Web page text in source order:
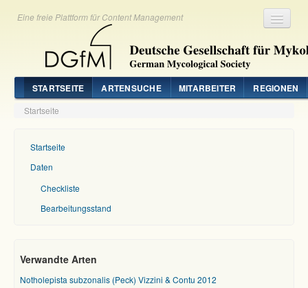
Eine freie Plattform für Content Management
STARTSEITE ARTENSUCHE MITARBEITER REGIONEN
Startseite
Startseite
Daten
Checkliste
Bearbeitungsstand
Verwandte Arten
Notholepista subzonalis (Peck) Vizzini & Contu 2012